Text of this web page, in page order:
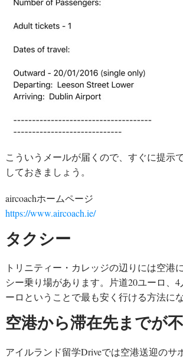
こういうメールが届くので、すぐに提示
しておきましょう。
aircoachホームページ
https://www.aircoach.ie/
タクシー
トリニティー・カレッジの辺りには空港
シー乗り場があります。片道20ユーロ、
ーロということで最も安く行ける方法にな
空港から滞在先までが
アイルランド留学Driveでは空港送迎のサ